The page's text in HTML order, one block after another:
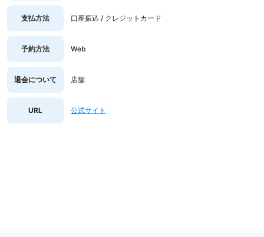
支払方法 口座振込 / クレジットカード
予約方法 Web
退会について 店舗
URL 公式サイト